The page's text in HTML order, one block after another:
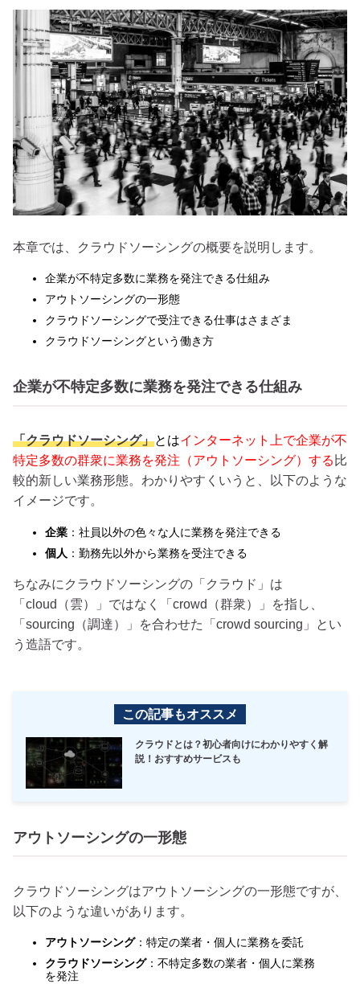
本章では、クラウドソーシングの概要を説明します。
企業が不特定多数に業務を発注できる仕組み
アウトソーシングの一形態
クラウドソーシングで受注できる仕事はさまざま
クラウドソーシングという働き方
企業が不特定多数に業務を発注できる仕組み
「クラウドソーシング」と はインターネット上で企業が不
特定多数の群衆に業務を発注（アウトソーシング）する 比
較的新しい業務形態。わかりやすくいうと、以下のような
イメージです。
企業 ：社員以外の色々な人に業務を発注できる
個人 ：勤務先以外から業務を受注できる
ちなみにクラウドソーシングの「クラウド」は
「cloud（雲）」ではなく「crowd（群衆）」を指し、
「sourcing（調達）」を合わせた「crowd sourcing」とい
う造語です。
この記事もオススメ
クラウドとは？初心者向けにわかりやすく解
説！おすすめサービスも
アウトソーシングの一形態
クラウドソーシングはアウトソーシングの一形態ですが、
以下のような違いがあります。
アウトソーシング：特定の業者・個人に業務を委託
クラウドソーシング：不特定多数の業者・個人に業務
を発注